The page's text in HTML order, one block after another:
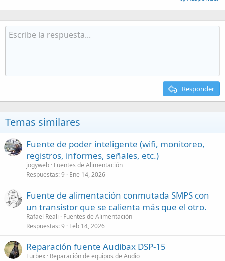
Responder
Temas similares
Fuente de poder inteligente (wifi, monitoreo,
registros, informes, señales, etc.)
jogyweb Fuentes de Alimentación
Respuestas 9 Ene 14, 2026
Fuente de alimentación conmutada SMPS con
un transistor que se calienta más que el otro.
Rafael Reali
Fuentes de Alimentación
Respuestas 9 Feb 14, 2026
Reparación fuente Audibax DSP-15
Turbex Reparación de equipos de Audio